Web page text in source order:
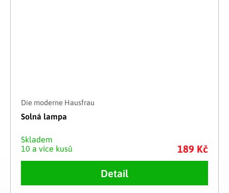
Die moderne Hausfrau
Solná lampa
Skladem
10 a více kusů
189 Kč
Detail